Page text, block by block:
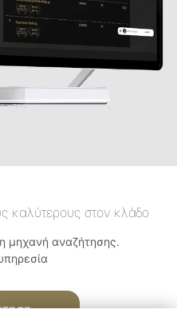
καλύτερους στον κλάδο
μηχανή αναζήτησης.